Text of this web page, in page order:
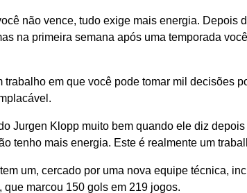
não vence, tudo exige mais energia. Depois
na primeira semana após uma temporada
trabalho em que você pode tomar mil decisões
Jurgen Klopp muito bem quando ele diz
tenho mais energia. Este é realmente um
um, cercado por uma nova equipe técnica,
que marcou 150 gols em 219 jogos.